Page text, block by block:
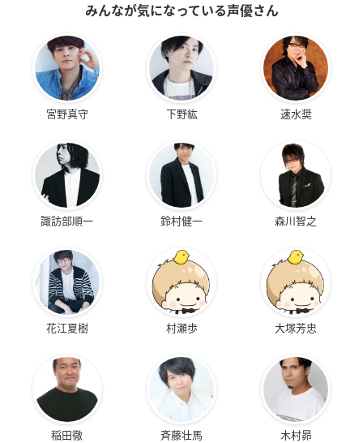
みんなが気になっている声優さん
宮野真守 下野紘 速水奨
諏訪部順一 鈴村健一 森川智之
花江夏樹 村瀬歩 大塚芳忠
稲田徹 斉藤壮馬 木村昴